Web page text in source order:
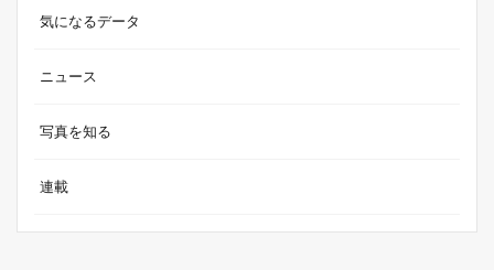
気になるデータ
ニュース
写真を知る
連載